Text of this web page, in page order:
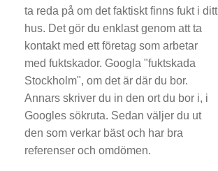
ta reda på om det faktiskt finns fukt i ditt
hus. Det gör du enklast genom att ta
kontakt med ett företag som arbetar
med fuktskador. Googla "fuktskada
Stockholm", om det är där du bor.
Annars skriver du in den ort du bor i, i
Googles sökruta. Sedan väljer du ut
den som verkar bäst och har bra
referenser och omdömen.